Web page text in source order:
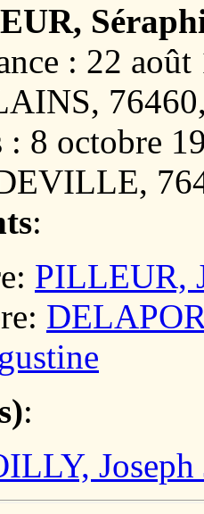
: 22
: 8 octobre
:
PILLEUR,
:
Joseph